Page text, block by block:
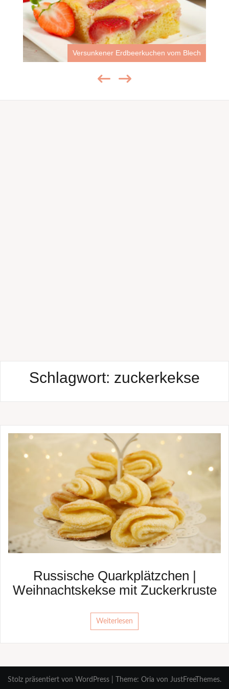
Versunkener Erdbeerkuchen vom Blech
Schlagwort: zuckerkekse
Russische Quarkplätzchen |
Weihnachtskekse mit Zuckerkruste
Weiterlesen
Stolz präsentiert von WordPress Theme: Oria von JustFreeThemes.